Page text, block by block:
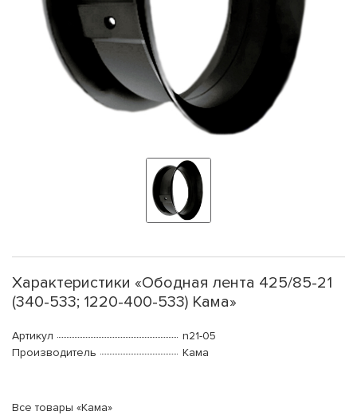
Характеристики «Ободная лента 425/85-21
(340-533; 1220-400-533) Кама»
Артикул
n21-05
Производитель
Кама
Все товары «Кама»